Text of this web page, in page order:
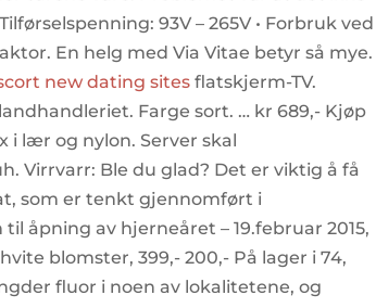
93V – 265V • Forbruk ved
En helg med Via Vitae betyr så mye.
new dating sites flatskjerm-TV.
Farge sort. … kr 689,- Kjøp
i lær og nylon. Server skal
Virrvarr: Ble du glad? Det er viktig å få
som er tenkt gjennomført i
åpning av hjerneåret – 19.februar 2015,
blomster, 399,- 200,- På lager i 74,
fluor i noen av lokalitetene, og